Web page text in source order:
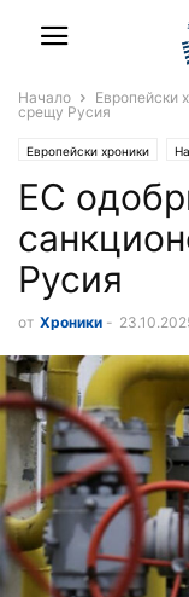
Начало Европейски
срещу Русия
Европейски хроники
ЕС
Русия
от Хроники -